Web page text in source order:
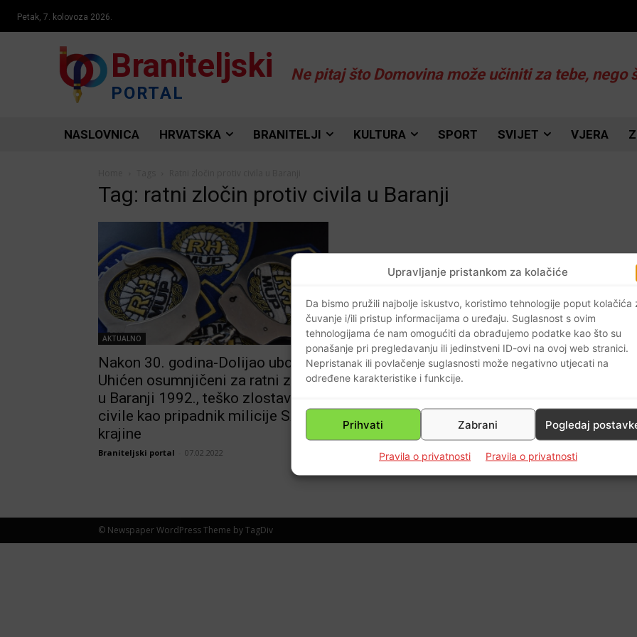
Upravljanje pristankom za kolačiće
Da bismo pružili najbolje iskustvo, koristimo tehnologije poput kolačića
čuvanje i/ili pristup informacijama o uređaju. Suglasnost s ovim
tehnologijama će nam omogućiti da obrađujemo podatke kao što su
ponašanje pri pregledavanju ili jedinstveni ID-ovi na ovoj web stranici.
Nepristanak ili povlačenje suglasnosti može negativno utjecati na
određene karakteristike i funkcije.
Prihvati Zabrani Pogledaj
Pravila o privatnosti Pravila o privatnosti
Petak, 7. kolovoza 2026.
Braniteljski
PORTAL
Ne pitaj što Domovina može učiniti za tebe, nego
NASLOVNICA HRVATSKA BRANITELJI KULTURA SPORT SVIJET VJERA
Tag: ratni zločin protiv civila u Baranji
AKTUALNO
Nakon 30. godina-Dolijao ubojica:
Uhićen osumnjičeni za ratni zločin
u Baranji 1992., teško zlostavljao
civile kao pripadnik milicije SAO
krajine
Braniteljski portal 07.02.2022
© Newspaper WordPress Theme by TagDiv